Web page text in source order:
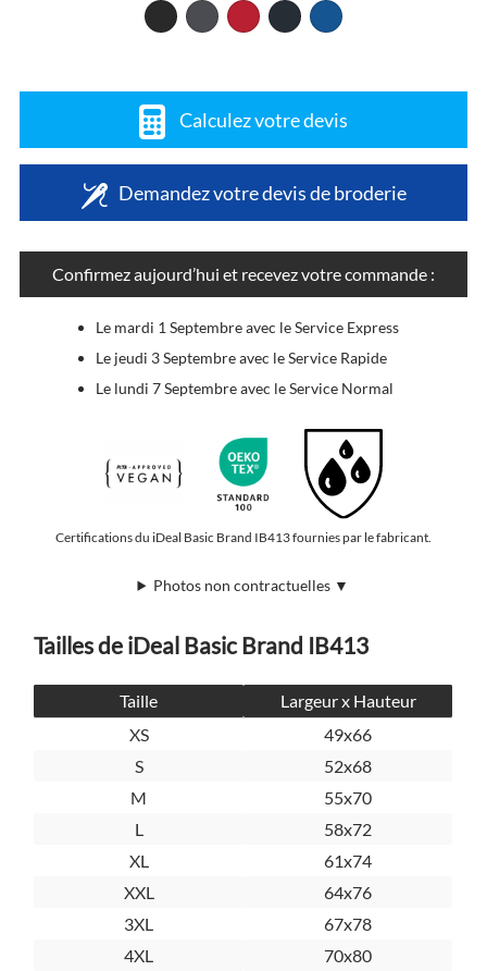
Calculez votre devis
Demandez votre devis de broderie
Confirmez aujourd’hui et recevez votre commande :
Le mardi 1 Septembre avec le Service Express
Le jeudi 3 Septembre avec le Service Rapide
Le lundi 7 Septembre avec le Service Normal
Certifications du iDeal Basic Brand IB413 fournies par le fabricant.
Photos non contractuelles ▼
Tailles de iDeal Basic Brand IB413
Taille
Largeur x Hauteur
XS
49x66
S
52x68
M
55x70
L
58x72
XL
61x74
XXL
64x76
3XL
67x78
4XL
70x80